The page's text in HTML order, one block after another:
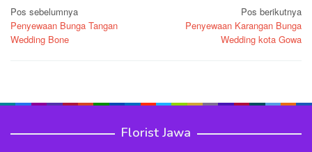
Navigasi
pos
Pos sebelumnya
Penyewaan Bunga Tangan
Wedding Bone
Pos berikutnya
Penyewaan Karangan Bunga
Wedding kota Gowa
Florist Jawa